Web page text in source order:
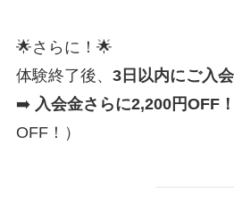
🌟さらに！🌟
体験終了後、 3日以内にご入
➡️ 入会金さらに2,200円OFF！
OFF！）